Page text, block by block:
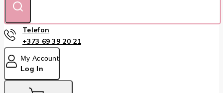
Telefon
+373 69 39 20 21
My Account
Log In